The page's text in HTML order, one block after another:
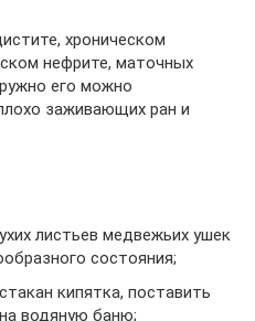
хроническом
нефрите, маточных
его можно
заживающих ран и
листьев медвежьих ушек
состояния;
кипятка, поставить
водяную баню;